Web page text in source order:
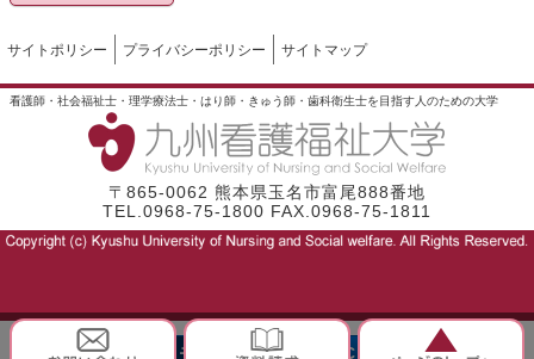
サイトポリシー プライバシーポリシー サイトマップ
看護師・社会福祉士・理学療法士・はり師・きゅう師・歯科衛生士を目指す人のための大学
〒865-0062 熊本県玉名市富尾888番地
TEL.0968-75-1800 FAX.0968-75-1811
モバイル PC